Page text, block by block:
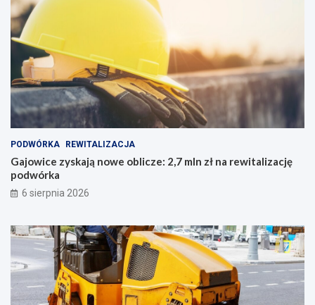
PODWÓRKA REWITALIZACJA
Gajowice zyskają nowe oblicze: 2,7 mln zł na rewitalizację
podwórka
6 sierpnia 2026